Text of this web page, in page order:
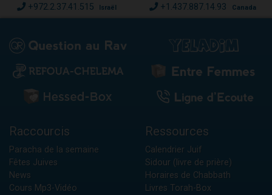
+972.2.37.41.515 Israël +1.437.887.14.93 Canada
Raccourcis
Paracha de la semaine
Fêtes Juives
News
Cours Mp3-Vidéo
Ressources
Calendrier Juif
Sidour (livre de prière)
Horaires de Chabbath
Livres Torah-Box